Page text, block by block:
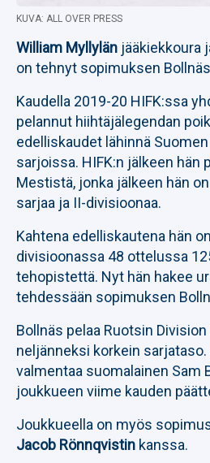
KUVA: ALL OVER PRESS
William Myllylän jääkiekkoura
on tehnyt sopimuksen
Kaudella 2019-20 HIFK:ssa
pelannut hiihtäjälegendan
edelliskaudet lähinnä
sarjoissa. HIFK:n jälkeen hän
Mestistä, jonka jälkeen hän
sarjaa ja II-divisioonaa.
Kahtena edelliskautena hän
divisioonassa 48 ottelussa
tehopistettä. Nyt hän hakee
tehdessään sopimuksen
Bollnäs pelaa Ruotsin
neljänneksi korkein
valmentaa suomalainen Sam
joukkueen viime kauden
Joukkueella on myös
Jacob Rönnqvistin kanssa.